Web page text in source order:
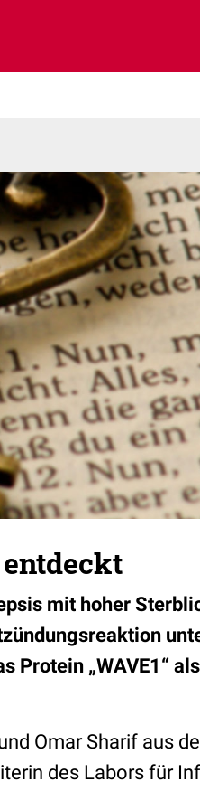
mit hoher
Protein „WAVE1“
Omar Sharif aus
des Labors für